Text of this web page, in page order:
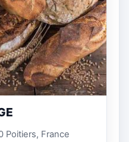
Poitiers, France